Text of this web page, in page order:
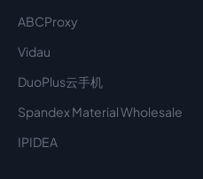
ABCProxy
Vidau
DuoPlus云手机
Spandex Material Wholesale​
IPIDEA